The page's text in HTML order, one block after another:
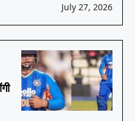
July 27, 2026